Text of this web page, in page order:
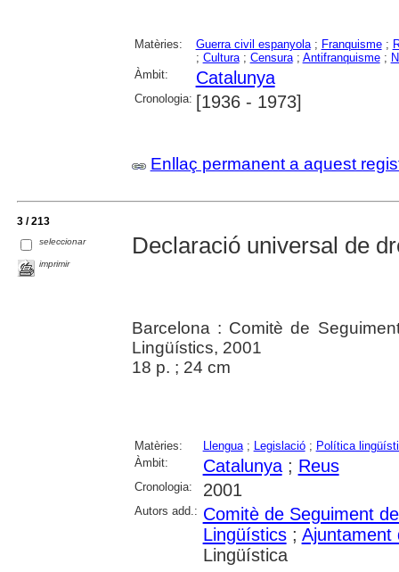
Matèries: Guerra civil espanyola; Franquisme;
; Cultura; Censura; Antifranquisme;
Àmbit:
Catalunya
Cronologia: [1936 - 1973]
Enllaç permanent a aquest
3 / 213
seleccionar
imprimir
Declaració universal de
Barcelona : Comitè de
Lingüístics, 2001
18 p. ; 24 cm
Matèries: Llengua; Legislació; Política
Àmbit:
Catalunya; Reus
Cronologia: 2001
Autors add.: Comitè de Seguiment
Lingüístics; Ajuntament
Lingüística